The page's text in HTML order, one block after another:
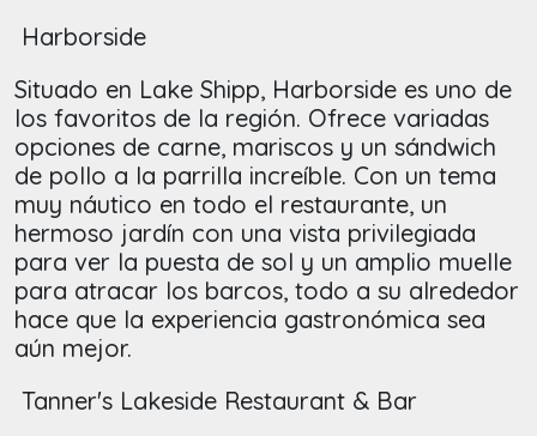
Harborside
Situado en Lake Shipp, Harborside es uno de
los favoritos de la región. Ofrece variadas
opciones de carne, mariscos y un sándwich
de pollo a la parrilla increíble. Con un tema
muy náutico en todo el restaurante, un
hermoso jardín con una vista privilegiada
para ver la puesta de sol y un amplio muelle
para atracar los barcos, todo a su alrededor
hace que la experiencia gastronómica sea
aún mejor.
Tanner's Lakeside Restaurant & Bar